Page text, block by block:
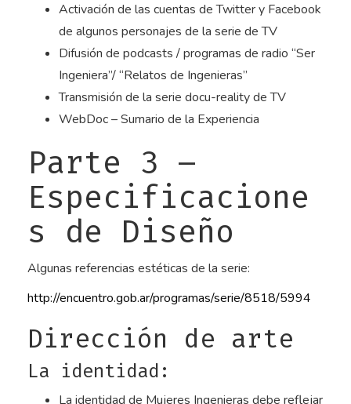
Activación de las cuentas de Twitter y Facebook
de algunos personajes de la serie de TV
Difusión de podcasts / programas de radio “Ser
Ingeniera”/ “Relatos de Ingenieras”
Transmisión de la serie docu-reality de TV
WebDoc – Sumario de la Experiencia
Parte 3 –
Especificacione
s de Diseño
Algunas referencias estéticas de la serie:
http://encuentro.gob.ar/programas/serie/8518/5994
Dirección de arte
La identidad:
La identidad de Mujeres Ingenieras debe reflejar